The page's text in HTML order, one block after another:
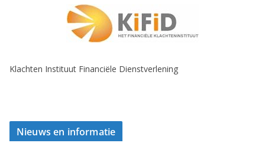
Klachten Instituut Financiële Dienstverlening
Nieuws en informatie